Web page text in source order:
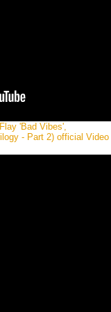
'Bad Vibes',
- Part 2) official Video